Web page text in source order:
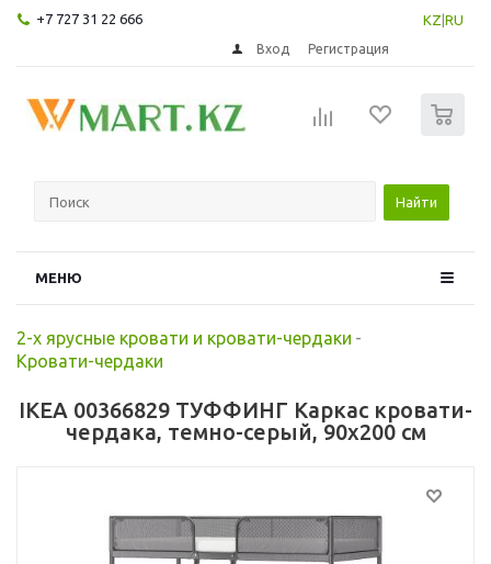
+7 727 31 22 666 KZ RU
Вход Регистрация
Найти
МЕНЮ
2-х ярусные кровати и кровати-чердаки -
Кровати-чердаки
IKEA 00366829 ТУФФИНГ Каркас кровати-
чердака, темно-серый, 90x200 см